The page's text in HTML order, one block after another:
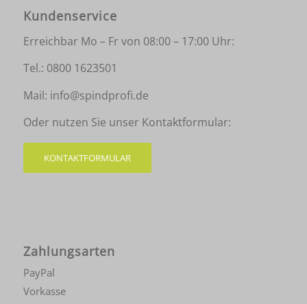
Kundenservice
Erreichbar Mo – Fr von 08:00 – 17:00 Uhr:
Tel.: 0800 1623501
Mail: info@spindprofi.de
Oder nutzen Sie unser Kontaktformular:
KONTAKTFORMULAR
Zahlungsarten
PayPal
Vorkasse